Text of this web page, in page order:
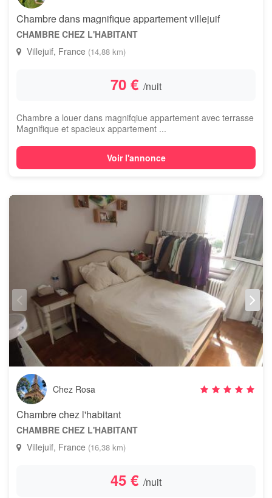
Chambre dans magnifique appartement villejuif
CHAMBRE CHEZ L'HABITANT
Villejuif, France (14,88 km)
70 € /nuit
Chambre a louer dans magnifqiue appartement avec terrasse
Magnifique et spacieux appartement ...
Voir l'annonce
Chez Rosa
Chambre chez l'habitant
CHAMBRE CHEZ L'HABITANT
Villejuif, France (16,38 km)
45 € /nuit